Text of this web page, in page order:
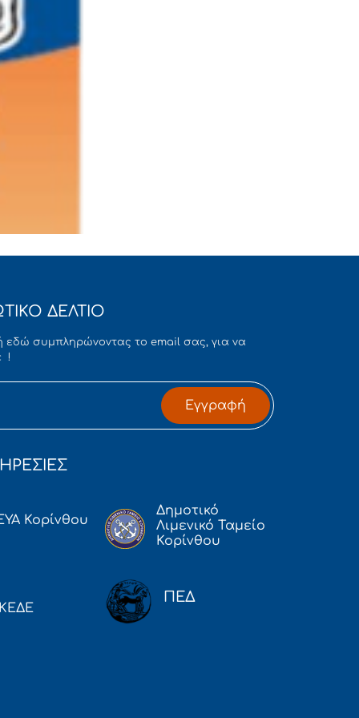
ΔΕΛΤΙΟ
εδώ συμπληρώνοντας το email σας, για να
!
Εγγραφή
Κορίνθου
Δημοτικό
Λιμενικό Ταμείο
Κορίνθου
ΠΕΔ